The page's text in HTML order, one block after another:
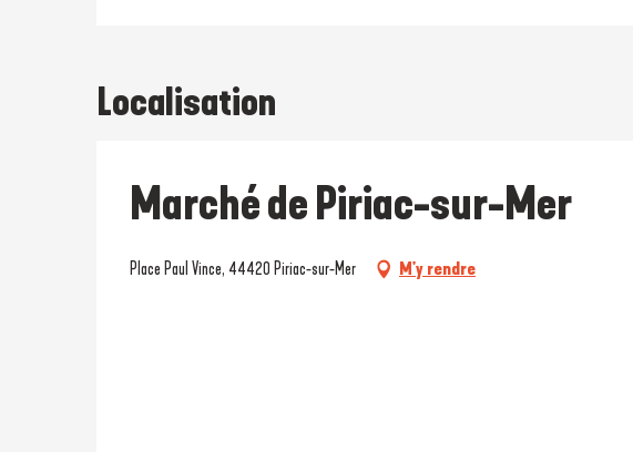
Localisation
Marché de Piriac-sur-Mer
Place Paul Vince, 44420 Piriac-sur-Mer M'y rendre